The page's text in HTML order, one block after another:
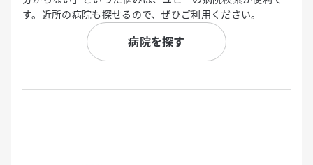
す。近所の病院も探せるので、ぜひご利用ください。
病院を探す